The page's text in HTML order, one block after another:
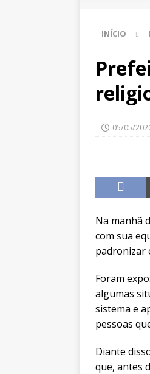
INÍCIO
05/05/
Na manhã
com sua
padronizar
Foram
algumas
sistema e
pessoas
Diante
que, antes